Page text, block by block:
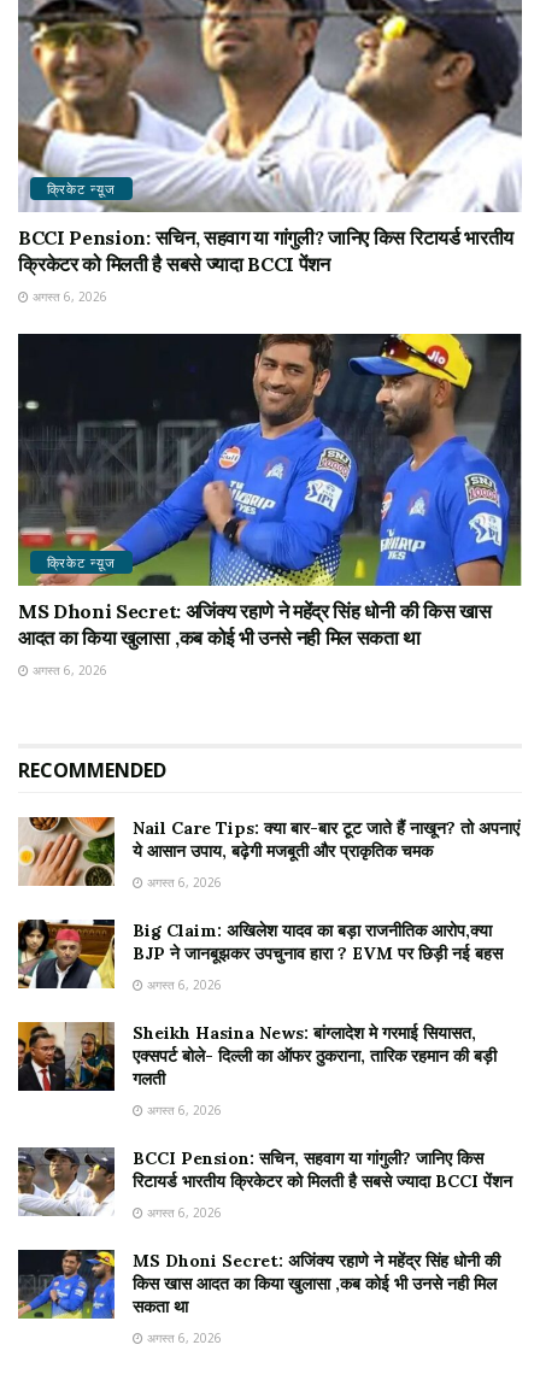
क्रिकेट न्यू़ज
BCCI Pension: सचिन, सहवाग या गांगुली? जानिए किस रिटायर्ड भारतीय
क्रिकेटर को मिलती है सबसे ज्यादा BCCI पेंशन
अगस्त 6, 2026
क्रिकेट न्यू़ज
MS Dhoni Secret: अजिंक्य रहाणे ने महेंद्र सिंह धोनी की किस खास
आदत का किया खुलासा ,कब कोई भी उनसे नही मिल सकता था
अगस्त 6, 2026
RECOMMENDED
Nail Care Tips: क्या बार-बार टूट जाते हैं नाखून? तो अपनाएं
ये आसान उपाय, बढ़ेगी मजबूती और प्राकृतिक चमक
अगस्त 6, 2026
Big Claim: अखिलेश यादव का बड़ा राजनीतिक आरोप,क्या
BJP ने जानबूझकर उपचुनाव हारा ? EVM पर छिड़ी नई बहस
अगस्त 6, 2026
Sheikh Hasina News: बांग्लादेश मे गरमाई सियासत,
एक्सपर्ट बोले- दिल्ली का ऑफर ठुकराना, तारिक रहमान की बड़ी
गलती
अगस्त 6, 2026
BCCI Pension: सचिन, सहवाग या गांगुली? जानिए किस
रिटायर्ड भारतीय क्रिकेटर को मिलती है सबसे ज्यादा BCCI पेंशन
अगस्त 6, 2026
MS Dhoni Secret: अजिंक्य रहाणे ने महेंद्र सिंह धोनी की
किस खास आदत का किया खुलासा ,कब कोई भी उनसे नही मिल
सकता था
अगस्त 6, 2026